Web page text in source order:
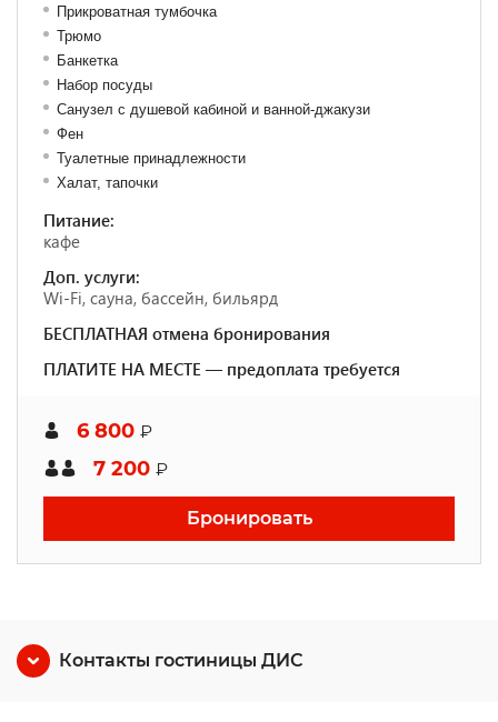
Прикроватная тумбочка
Трюмо
Банкетка
Набор посуды
Санузел с душевой кабиной и ванной-джакузи
Фен
Туалетные принадлежности
Халат, тапочки
Питание:
кафе
Доп. услуги:
Wi-Fi, сауна, бассейн, бильярд
БЕСПЛАТНАЯ отмена бронирования
ПЛАТИТЕ НА МЕСТЕ — предоплата требуется
6 800 ₽
7 200 ₽
Бронировать
Контакты гостиницы ДИС